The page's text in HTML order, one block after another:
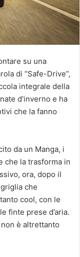
su una
di “Safe-Drive”,
integrale della
d’inverno e ha
che la fanno
da un Manga, i
che la trasforma in
ora, dopo il
che
cool, con le
finte prese d’aria.
non è altrettanto